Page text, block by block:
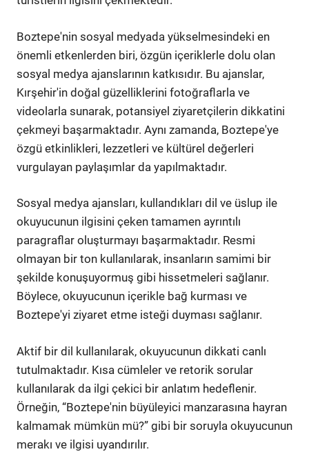
Boztepe'nin sosyal medyada yükselmesindeki en
önemli etkenlerden biri, özgün içeriklerle dolu olan
sosyal medya ajanslarının katkısıdır. Bu ajanslar,
Kırşehir'in doğal güzelliklerini fotoğraflarla ve
videolarla sunarak, potansiyel ziyaretçilerin dikkatini
çekmeyi başarmaktadır. Aynı zamanda, Boztepe'ye
özgü etkinlikleri, lezzetleri ve kültürel değerleri
vurgulayan paylaşımlar da yapılmaktadır.
Sosyal medya ajansları, kullandıkları dil ve üslup ile
okuyucunun ilgisini çeken tamamen ayrıntılı
paragraflar oluşturmayı başarmaktadır. Resmi
olmayan bir ton kullanılarak, insanların samimi bir
şekilde konuşuyormuş gibi hissetmeleri sağlanır.
Böylece, okuyucunun içerikle bağ kurması ve
Boztepe'yi ziyaret etme isteği duyması sağlanır.
Aktif bir dil kullanılarak, okuyucunun dikkati canlı
tutulmaktadır. Kısa cümleler ve retorik sorular
kullanılarak da ilgi çekici bir anlatım hedeflenir.
Örneğin, “Boztepe'nin büyüleyici manzarasına hayran
kalmamak mümkün mü?” gibi bir soruyla okuyucunun
merakı ve ilgisi uyandırılır.